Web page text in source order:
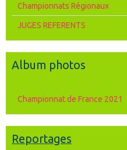
Championnats Régionaux
JUGES REFERENTS
Album photos
Championnat de France 2021
Reportages